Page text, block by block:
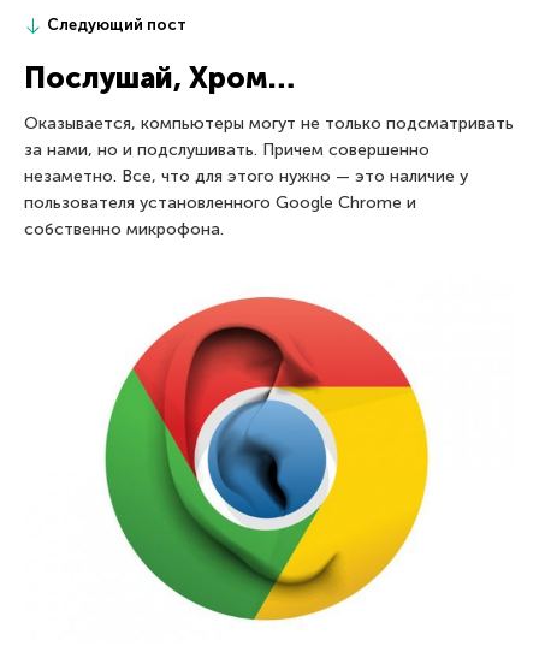
Следующий пост
Послушай, Хром…
Оказывается, компьютеры могут не только подсматривать
за нами, но и подслушивать. Причем совершенно
незаметно. Все, что для этого нужно — это наличие у
пользователя установленного Google Chrome и
собственно микрофона.